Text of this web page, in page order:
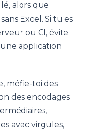
alors que
Excel. Si tu es
ou CI, évite
application
méfie-toi des
des encodages
avec virgules,